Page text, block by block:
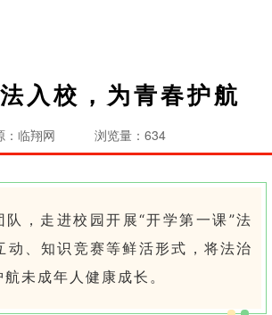
入校，为青春护航
临翔网 浏览量：634
，走进校园开展“开学第一课”法
、知识竞赛等鲜活形式，将法治
未成年人健康成长。